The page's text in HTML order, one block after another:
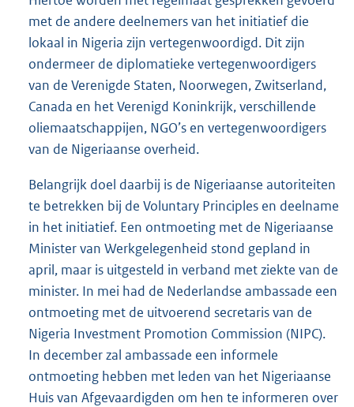
met de andere deelnemers van het initiatief die
lokaal in Nigeria zijn vertegenwoordigd. Dit zijn
ondermeer de diplomatieke vertegenwoordigers
van de Verenigde Staten, Noorwegen, Zwitserland,
Canada en het Verenigd Koninkrijk, verschillende
oliemaatschappijen, NGO’s en vertegenwoordigers
van de Nigeriaanse overheid.
Belangrijk doel daarbij is de Nigeriaanse autoriteiten
te betrekken bij de Voluntary Principles en deelname
in het initiatief. Een ontmoeting met de Nigeriaanse
Minister van Werkgelegenheid stond gepland in
april, maar is uitgesteld in verband met ziekte van de
minister. In mei had de Nederlandse ambassade een
ontmoeting met de uitvoerend secretaris van de
Nigeria Investment Promotion Commission (NIPC).
In december zal ambassade een informele
ontmoeting hebben met leden van het Nigeriaanse
Huis van Afgevaardigden om hen te informeren over